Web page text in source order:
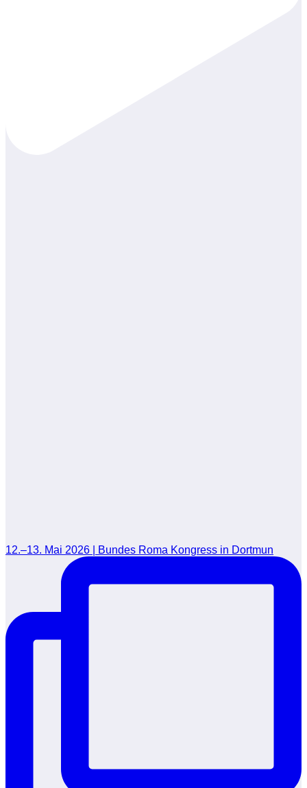
12.–13. Mai 2026 | Bundes Roma Kongress in Dortmun